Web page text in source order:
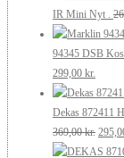
IR Mini Nyt .
94345 DSB
Den
oprindelige
pris
var:
349,00 kr..
299,00 kr.
pris
er:
Dekas 872411
369,00kr. Den